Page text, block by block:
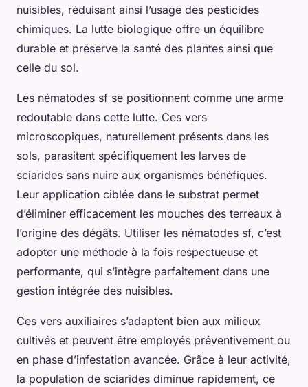
nuisibles, réduisant ainsi l’usage des pesticides
chimiques. La lutte biologique offre un équilibre
durable et préserve la santé des plantes ainsi que
celle du sol.
Les nématodes sf se positionnent comme une arme
redoutable dans cette lutte. Ces vers
microscopiques, naturellement présents dans les
sols, parasitent spécifiquement les larves de
sciarides sans nuire aux organismes bénéfiques.
Leur application ciblée dans le substrat permet
d’éliminer efficacement les mouches des terreaux à
l’origine des dégâts. Utiliser les nématodes sf, c’est
adopter une méthode à la fois respectueuse et
performante, qui s’intègre parfaitement dans une
gestion intégrée des nuisibles.
Ces vers auxiliaires s’adaptent bien aux milieux
cultivés et peuvent être employés préventivement ou
en phase d’infestation avancée. Grâce à leur activité,
la population de sciarides diminue rapidement, ce